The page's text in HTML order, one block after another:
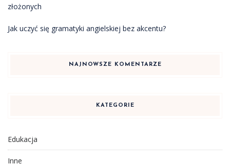
złożonych
Jak uczyć się gramatyki angielskiej bez akcentu?
NAJNOWSZE KOMENTARZE
KATEGORIE
Edukacja
Inne